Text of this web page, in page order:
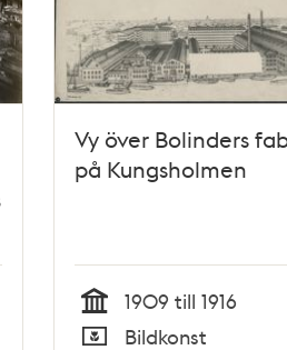
Vy över Bolinders
på Kungsholmen
Tid
1909 till 1916
Bildkonst